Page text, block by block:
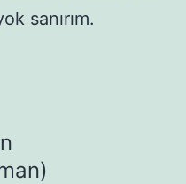
sanırım.